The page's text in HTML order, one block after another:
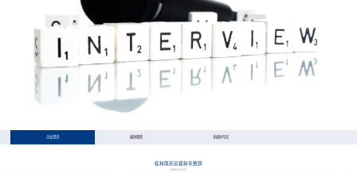
企业资讯 媒体聚焦 多媒体专区
桂林南药总裁新年致辞
2025-01-01